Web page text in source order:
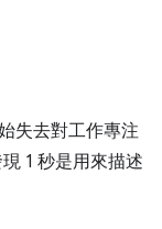
失去對工作專注
1 秒是用來描述